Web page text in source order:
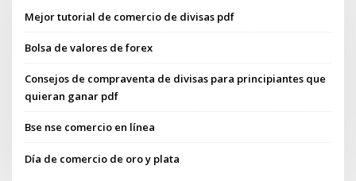
Mejor tutorial de comercio de divisas pdf
Bolsa de valores de forex
Consejos de compraventa de divisas para principiantes que
quieran ganar pdf
Bse nse comercio en línea
Día de comercio de oro y plata